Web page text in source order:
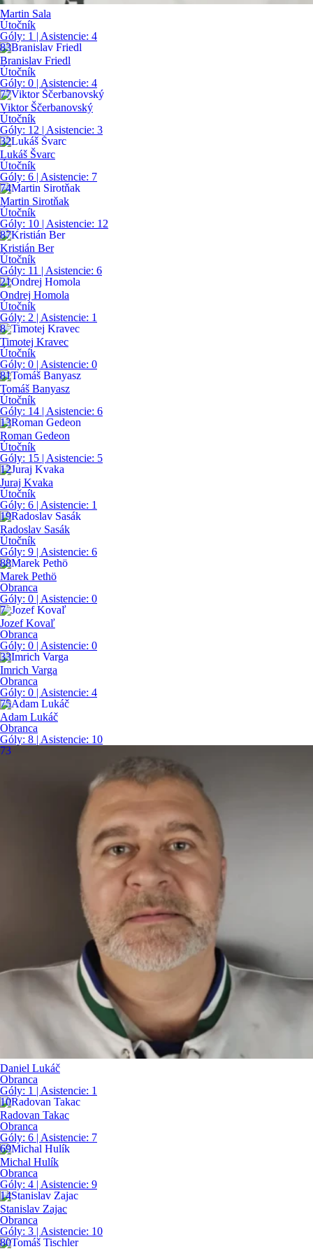
Martin Sala
Útočník
Góly: 1 | Asistencie: 4
83
Branislav Friedl
Útočník
Góly: 0 | Asistencie: 4
77
Viktor Ščerbanovský
Útočník
Góly: 12 | Asistencie: 3
32
Lukáš Švarc
Útočník
Góly: 6 | Asistencie: 7
74
Martin Sirotňak
Útočník
Góly: 10 | Asistencie: 12
87
Kristián Ber
Útočník
Góly: 11 | Asistencie: 6
21
Ondrej Homola
Útočník
Góly: 2 | Asistencie: 1
8
Timotej Kravec
Útočník
Góly: 0 | Asistencie: 0
81
Tomáš Banyasz
Útočník
Góly: 14 | Asistencie: 6
13
Roman Gedeon
Útočník
Góly: 15 | Asistencie: 5
12
Juraj Kvaka
Útočník
Góly: 6 | Asistencie: 1
19
Radoslav Sasák
Útočník
Góly: 9 | Asistencie: 6
88
Marek Pethö
Obranca
Góly: 0 | Asistencie: 0
7
Jozef Kovaľ
Obranca
Góly: 0 | Asistencie: 0
33
Imrich Varga
Obranca
Góly: 0 | Asistencie: 4
75
Adam Lukáč
Obranca
Góly: 8 | Asistencie: 10
73
Daniel Lukáč
Obranca
Góly: 1 | Asistencie: 1
10
Radovan Takac
Obranca
Góly: 6 | Asistencie: 7
69
Michal Hulík
Obranca
Góly: 4 | Asistencie: 9
14
Stanislav Zajac
Obranca
Góly: 3 | Asistencie: 10
80